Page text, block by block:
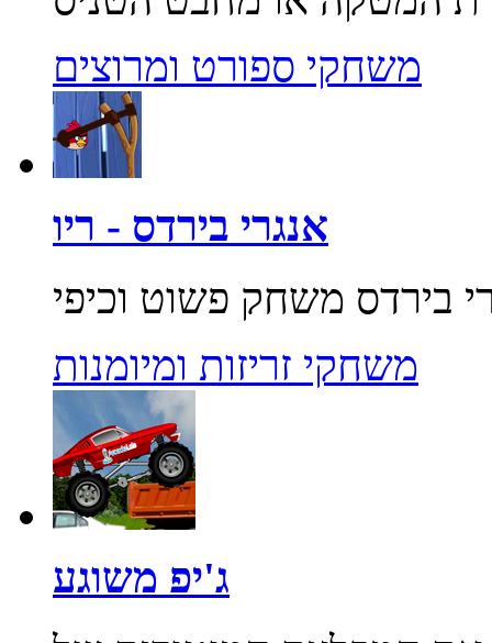
משחקי ספורט ומרוצים
אנגרי בירדס - ריו
משחקי זריזות ומיומנות
ג'יפ משוגע